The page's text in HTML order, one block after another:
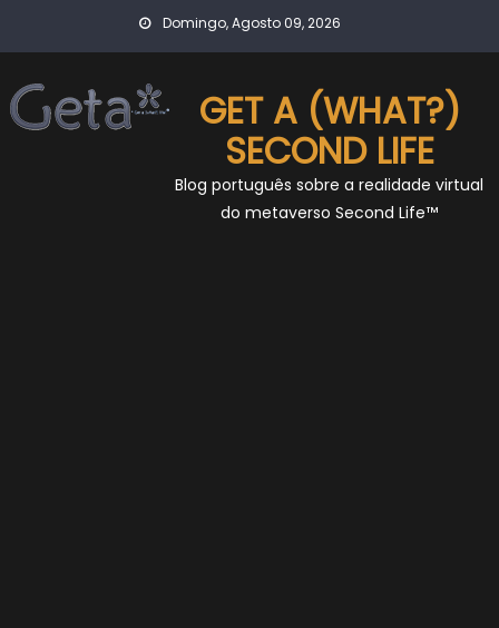
Domingo, Agosto 09, 2026
GET A (WHAT?)
SECOND LIFE
Blog português sobre a realidade virtual
do metaverso Second Life™